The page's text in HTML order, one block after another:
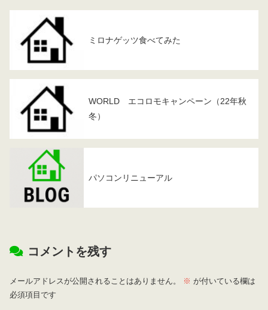
ミロナゲッツ食べてみた
WORLD エコロモキャンペーン（22年秋
冬）
パソコンリニューアル
コメントを残す
メールアドレスが公開されることはありません。 ※ が付いている欄は
必須項目です